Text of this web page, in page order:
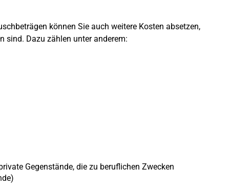
können Sie auch weitere Kosten absetzen,
sind. Dazu zählen unter anderem:
Gegenstände, die zu beruflichen Zwecken